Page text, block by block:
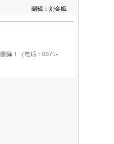
编辑：刘金娥
除！（电话：0371-